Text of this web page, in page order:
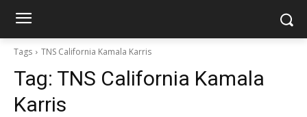
Tags TNS California Kamala Karris
Tag: TNS California Kamala
Karris